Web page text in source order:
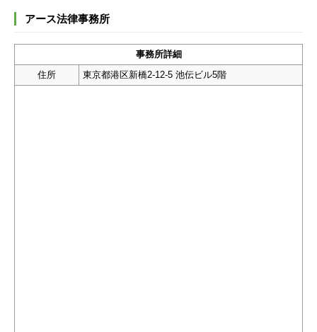
アース法律事務所
事務所詳細
住所
東京都港区新橋2-12-5 池伝ビル5階